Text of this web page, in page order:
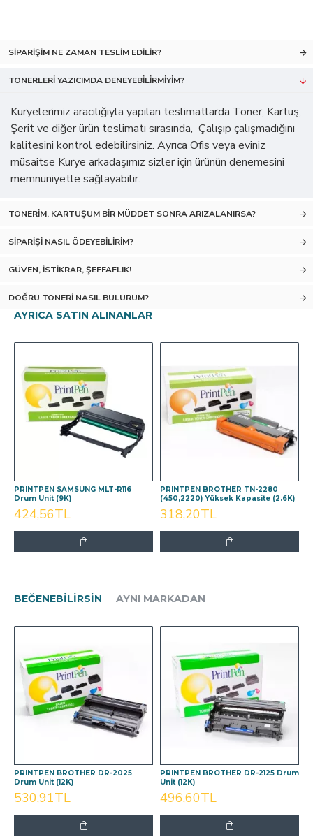
SIPARIŞIM NE ZAMAN TESLIM EDILIR?
TONERLERI YAZICIMDA DENEYEBILIRMIYIM?
Kuryelerimiz aracılığıyla yapılan teslimatlarda Toner, Kartuş,
Şerit ve diğer ürün teslimatı sırasında, Çalışıp çalışmadığını
kalitesini kontrol edebilirsiniz. Ayrıca Ofis veya eviniz
müsaitse Kurye arkadaşımız sizler için ürünün denemesini
memnuniyetle sağlayabilir.
TONERIM, KARTUŞUM BIR MÜDDET SONRA ARIZALANIRSA?
SIPARIŞI NASIL ÖDEYEBILIRIM?
GÜVEN, İSTIKRAR, ŞEFFAFLIK!
DOĞRU TONERI NASIL BULURUM?
AYRICA SATIN ALINANLAR
PRINTPEN SAMSUNG MLT-R116
Drum Unit (9K)
424,56TL
PRINTPEN BROTHER TN-2280
(450,2220) Yüksek Kapasite (2.6K)
318,20TL
BEĞENEBILIRSIN AYNI MARKADAN
PRINTPEN BROTHER DR-2025
Drum Unit (12K)
530,91TL
PRINTPEN BROTHER DR-2125 Drum
Unit (12K)
496,60TL